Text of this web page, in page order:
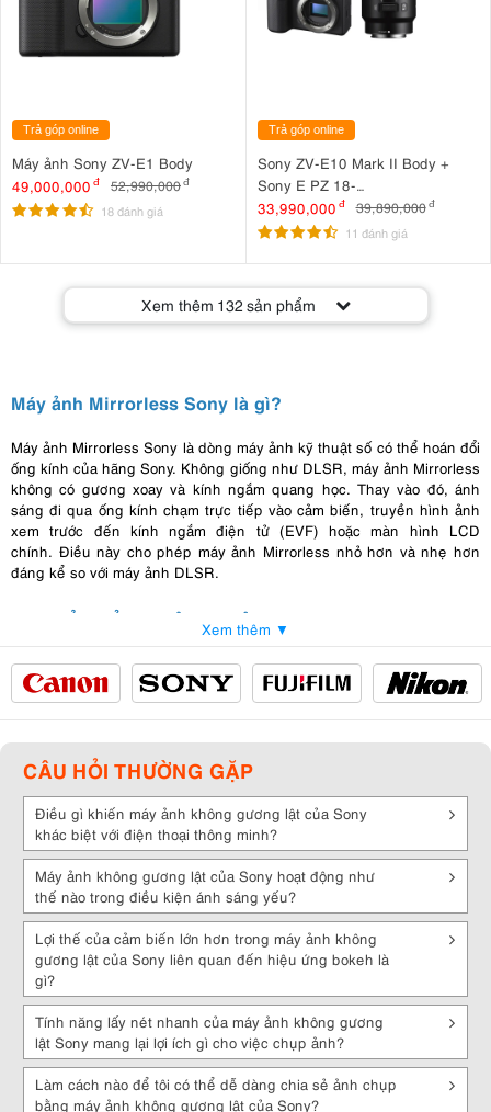
Trả góp online
Máy ảnh Sony ZV-E1 Body
49,000,000 đ 52,990,000đ
18 đánh giá
Trả góp online
Sony ZV-E10 Mark II Body +
Sony E PZ 18-
105mm F4 G OSS
33,990,000 đ 39,890,000 đ
11 đánh giá
Xem thêm 132 sản phẩm
Máy ảnh Mirrorless Sony là gì?
Máy ảnh Mirrorless Sony là dòng máy ảnh kỹ thuật số có thể hoán đổi
ống kính của hãng Sony. Không giống như DLSR, máy ảnh Mirrorless
không có gương xoay và kính ngắm quang học. Thay vào đó, ánh
sáng đi qua ống kính chạm trực tiếp vào cảm biến, truyền hình ảnh
xem trước đến kính ngắm điện tử (EVF) hoặc màn hình LCD
chính. Điều này cho phép máy ảnh Mirrorless nhỏ hơn và nhẹ hơn
đáng kể so với máy ảnh DLSR.
Đặc điểm nổi bật của máy ảnh Mirrorless Sony
Máy ảnh Mirrorless Sony có nhiều đặc điểm nổi bật đáng kể, giúp
chúng trở thành lựa chọn phổ biến cho các nhiếp ảnh gia chuyên
nghiệp và người dùng yêu thích chụp ảnh.
nhỏ gọn và nhẹ, giúp mang lại sự thoải mái khi sử dụng trong thời
gian dài và dễ dàng mang theo bất cứ nơi nào.
Chất lượng hình ảnh xuất sắc: Sonyđã đầu tư mạnh mẽ vào công
nghệ cảm biến và xử lý hình ảnh, giúp máy ảnh Mirrorless của họ cho
ra những bức ảnh có độ phân giải cao và chất lượng hình ảnh ấn
tượng.
Hệ thống lấy nét nhanh và chính xác: Máy ảnh Mirrorless của Sony
được trang bị các công nghệ lấy nét tiên tiến, bao gồm cả lấy nét tự
động theo pha và theo tương phản, giúp nắm bắt đối tượng nhanh
chóng và chính xác.
Công nghệ ổn định hình ảnh: Sony tích hợp công nghệ ổn định hình
ảnh quang học hoặc cơ học trên nhiều dòng máy ảnh Mirrorless của
mình, cho phép người dùng chụp ảnh hoặc quay video với hình ảnh
rõ ràng, sắc nét.
Chế độ chụp liên tiếp nhanh
: Đa số máy ảnh Mirrorless của Sony có
Xem thêm ▼
CÂU HỎI THƯỜNG GẶP
Điều gì khiến máy ảnh không gương lật của Sony
khác biệt với điện thoại thông minh?
Máy ảnh không gương lật của Sony hoạt động như
thế nào trong điều kiện ánh sáng yếu?
Lợi thế của cảm biến lớn hơn trong máy ảnh không
gương lật của Sony liên quan đến hiệu ứng bokeh là
gì?
Tính năng lấy nét nhanh của máy ảnh không gương
lật Sony mang lại lợi ích gì cho việc chụp ảnh?
Làm cách nào để tôi có thể dễ dàng chia sẻ ảnh chụp
bằng máy ảnh không gương lật của Sony?